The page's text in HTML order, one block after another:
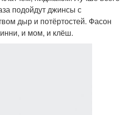
подойдут джинсы с
дыр и потёртостей. Фасон
и мом, и клёш.